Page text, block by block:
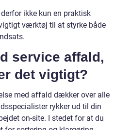
derfor ikke kun en praktisk
værktøj til at styrke både
service affald,
det vigtigt?
med affald dækker over alle
rykker ud til din
on-site. I stedet for at du